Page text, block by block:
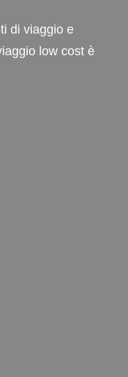
di viaggio e
low cost è